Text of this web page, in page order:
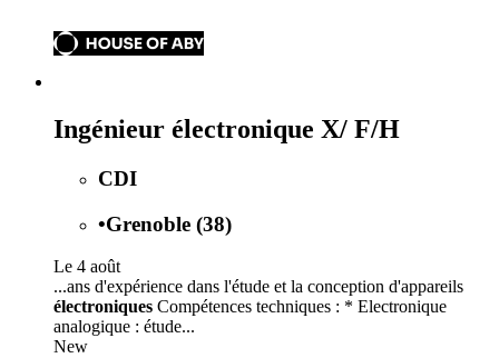
Ingénieur électronique X/ F/H
CDI
•Grenoble (38)
Le 4 août
...ans d'expérience dans l'étude et la conception d'appareils
électroniques Compétences techniques : * Electronique
analogique : étude...
New